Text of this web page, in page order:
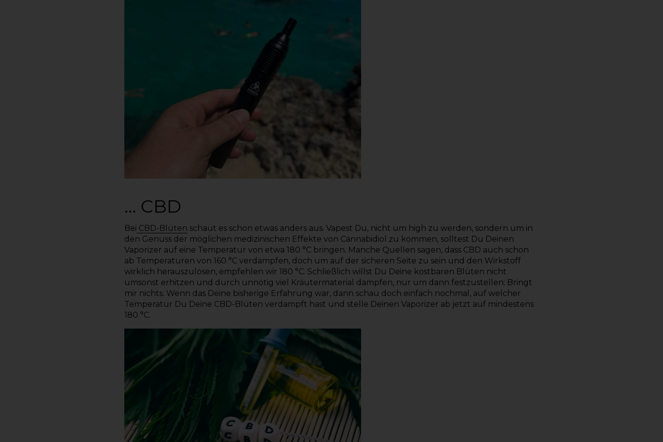
… CBD
Bei CBD-Blüten schaut es schon etwas anders aus. Vapest Du, nicht um high zu werden, sondern um in
den Genuss der möglichen medizinischen Effekte von Cannabidiol zu kommen, solltest Du Deinen
Vaporizer auf eine Temperatur von etwa 180 °C bringen. Manche Quellen sagen, dass CBD auch schon
ab Temperaturen von 160 °C verdampfen, doch um auf der sicheren Seite zu sein und den Wirkstoff
wirklich herauszulösen, empfehlen wir 180 °C. Schließlich willst Du Deine kostbaren Blüten nicht
umsonst erhitzen und durch unnötig viel Kräutermaterial dampfen, nur um dann festzustellen: Bringt
mir nichts. Wenn das Deine bisherige Erfahrung war, dann schau doch einfach nochmal, auf welcher
Temperatur Du Deine CBD-Blüten verdampft hast und stelle Deinen Vaporizer ab jetzt auf mindestens
180 °C.